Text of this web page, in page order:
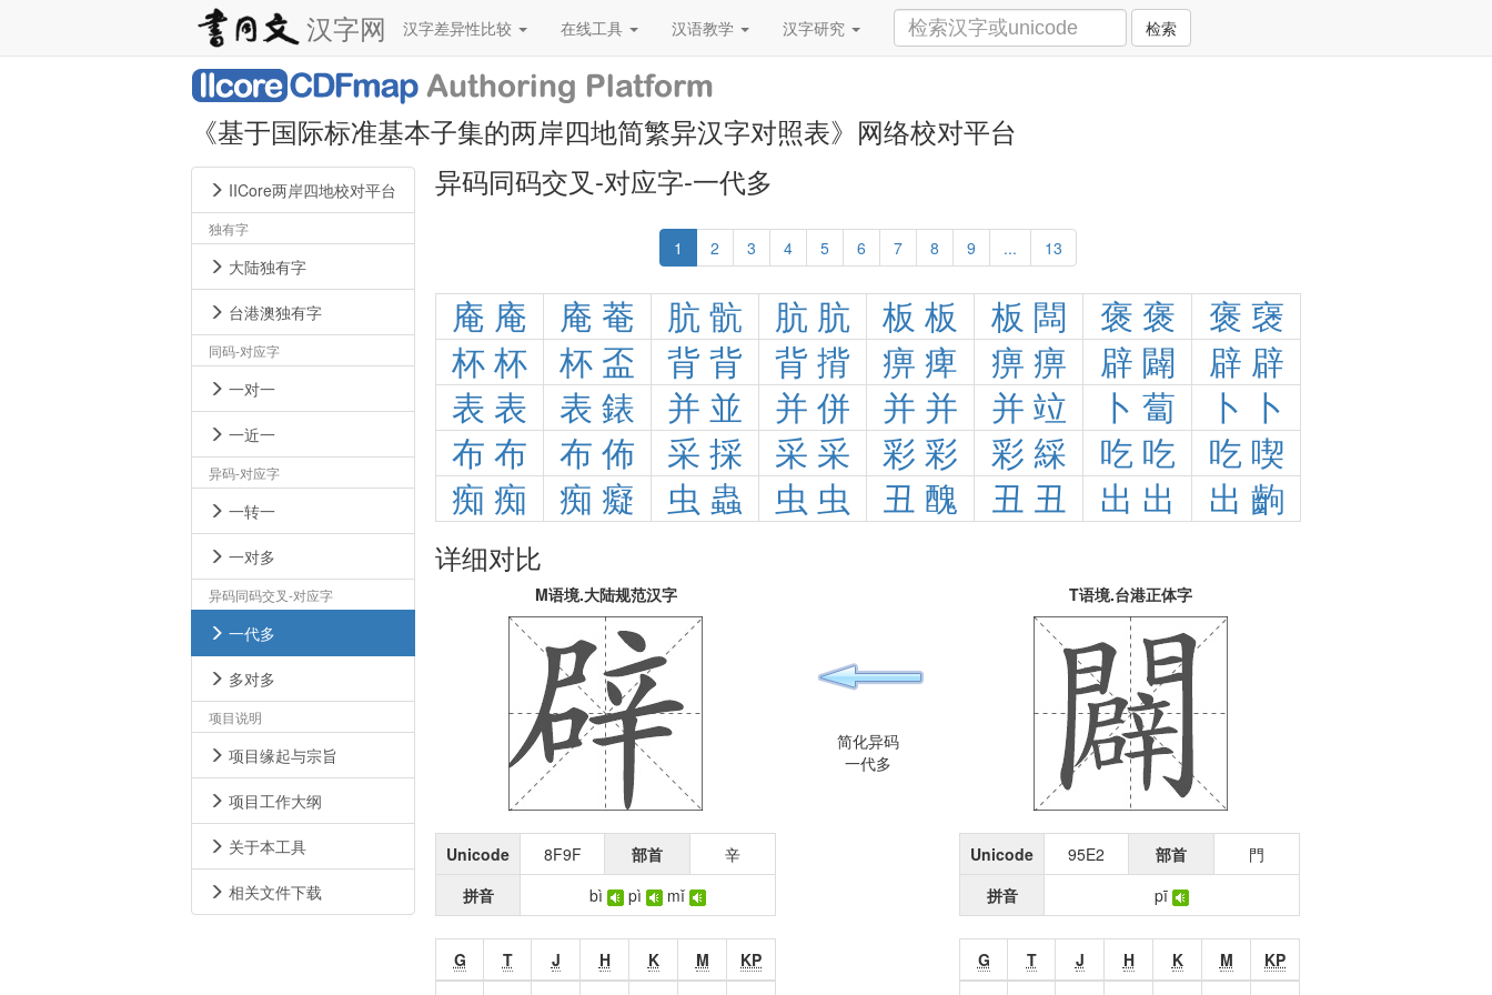
汉字网 汉字差异性比较 在线工具 汉语教学 汉字研究 检索
《基于国际标准基本子集的两岸四地简繁异汉字对照表》网络校对平台
IICore两岸四地校对平台
独有字
大陆独有字
台港澳独有字
同码-对应字
一对一
一近一
异码-对应字
一转一
一对多
异码同码交叉-对应字
一代多
多对多
项目说明
项目缘起与宗旨
项目工作大纲
关于本工具
相关文件下载
异码同码交叉-对应字-一代多
1 2 3 4 5 6 7 8 9 ... 13
庵 庵 庵 菴 肮 骯 肮 肮 板 板 板 闆 褒 褒 褒 襃
杯 杯 杯 盃 背 背 背 揹 痹 痺 痹 痹 辟 闢 辟 辟
表 表 表 錶 并 並 并 併 并 并 并 竝 卜 蔔 卜
卜
布 布 布 佈 采 採 采 采 彩 彩 彩 綵 吃 吃 吃 喫
痴 痴 痴 癡 虫 蟲 虫 虫 丑 醜 丑 丑 出 出 出 齣
详细对比
M语境.大陆规范汉字
Unicode 8F9F 部首
辛
拼音
bì pì mǐ
G T J H K M
KP
简化异码
一代多
T语境.台港正体字
Unicode 95E2 部首
門
拼音
pī
G T J H K M
KP